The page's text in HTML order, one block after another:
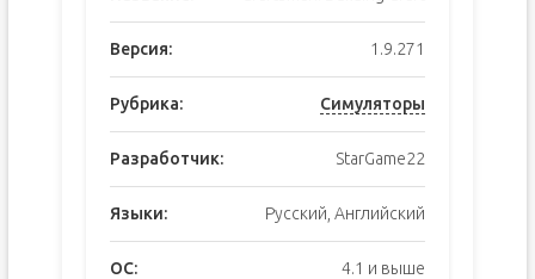
Версия: 1.9.271
Рубрика: Симуляторы
Разработчик: StarGame22
Языки: Русский, Английский
ОС: 4.1 и выше